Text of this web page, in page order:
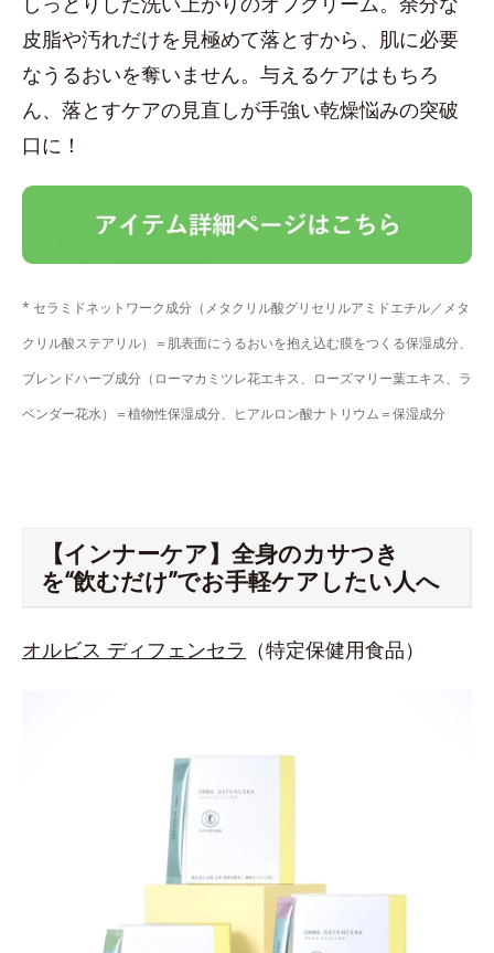
皮脂や汚れだけを見極めて落とすから、肌に必要
なうるおいを奪いません。与えるケアはもちろ
ん、落とすケアの見直しが手強い乾燥悩みの突破
口に！
* セラミドネットワーク成分（メタクリル酸グリセリルアミドエチル／メタ
クリル酸ステアリル）＝肌表面にうるおいを抱え込む膜をつくる保湿成分、
ブレンドハーブ成分（ローマカミツレ花エキス、ローズマリー葉エキス、ラ
ベンダー花水）＝植物性保湿成分、ヒアルロン酸ナトリウム＝保湿成分
【インナーケア】全身のカサつき
を“飲むだけ”でお手軽ケアしたい人へ
オルビス ディフェンセラ （特定保健用食品）